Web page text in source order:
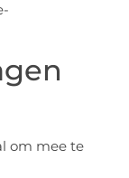
om mee te